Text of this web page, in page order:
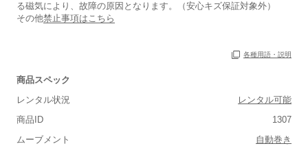
る磁気により、故障の原因となります。（安心キズ保証対象外）
その他禁止事項はこちら
各種用語・説明
商品スペック
レンタル状況
レンタル可能
商品ID
1307
ムーブメント
自動巻き
■重さ(ベルト込み)